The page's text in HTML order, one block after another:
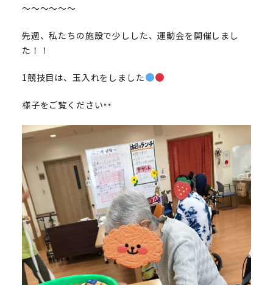
～～～～～～
先週、私たちの施設で少しした、運動会を開催しまし
た！！
1競技目は、玉入れをしました
様子をご覧ください